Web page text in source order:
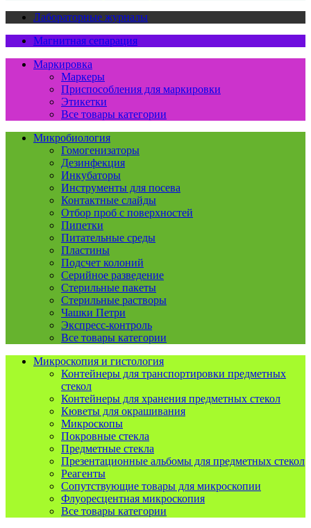
Лабораторные журналы
Магнитная сепарация
Маркировка
Маркеры
Приспособления для маркировки
Этикетки
Все товары категории
Микробиология
Гомогенизаторы
Дезинфекция
Инкубаторы
Инструменты для посева
Контактные слайды
Отбор проб с поверхностей
Пипетки
Питательные среды
Пластины
Подсчет колоний
Серийное разведение
Стерильные пакеты
Стерильные растворы
Чашки Петри
Экспресс-контроль
Все товары категории
Микроскопия и гистология
Контейнеры для транспортировки предметных
стекол
Контейнеры для хранения предметных стекол
Кюветы для окрашивания
Микроскопы
Покровные стекла
Предметные стекла
Презентационные альбомы для предметных стекол
Реагенты
Сопутствующие товары для микроскопии
Флуоресцентная микроскопия
Все товары категории